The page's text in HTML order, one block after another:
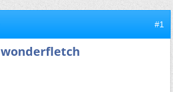
#1
wonderfletch